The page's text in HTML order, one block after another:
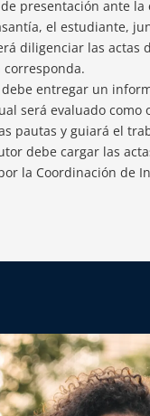
presentación ante la
el estudiante,
diligenciar las actas
corresponda.
entregar un
será evaluado
pautas y guiará el
debe cargar las
la Coordinación de